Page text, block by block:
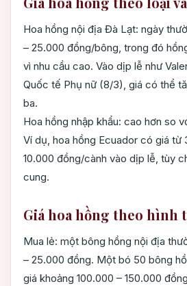
Hoa hồng nội địa Đà Lạt: ngày
– 25.000 đồng/bông, trong đó
vì nhu cầu cao. Vào dịp lễ như
Quốc tế Phụ nữ (8/3), giá có thể
ba.
Hoa hồng nhập khẩu: cao hơn so
Ví dụ, hoa hồng Ecuador có giá từ
10.000 đồng/cành vào dịp lễ, tùy
cung.
Giá hoa hồng theo hình
Mua lẻ: một bông hồng nội địa
– 25.000 đồng. Một bó 50 bông
giá khoảng 100.000 – 150.000